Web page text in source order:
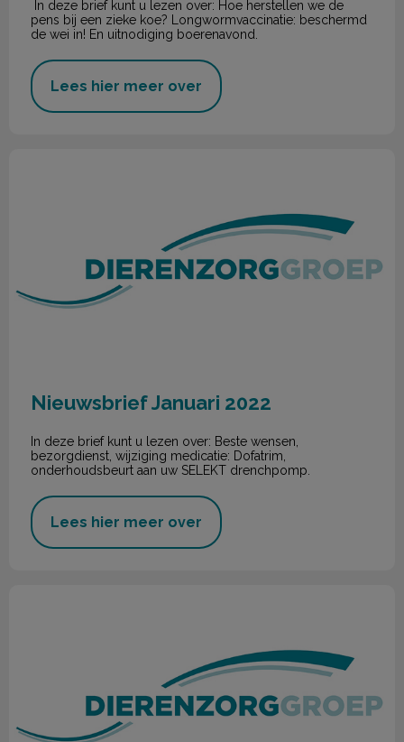
In deze brief kunt u lezen over: Hoe herstellen we de
pens bij een zieke koe? Longwormvaccinatie: beschermd
de wei in! En uitnodiging boerenavond.
Lees hier meer over
Nieuwsbrief Januari 2022
In deze brief kunt u lezen over: Beste wensen,
bezorgdienst, wijziging medicatie: Dofatrim,
onderhoudsbeurt aan uw SELEKT drenchpomp.
Lees hier meer over